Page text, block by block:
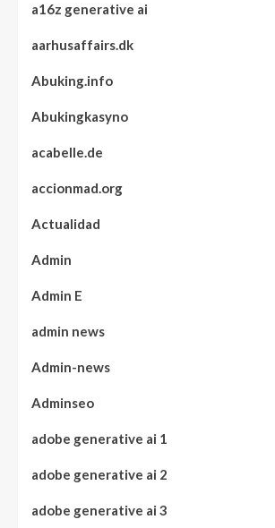
a16z generative ai
aarhusaffairs.dk
Abuking.info
Abukingkasyno
acabelle.de
accionmad.org
Actualidad
Admin
Admin E
admin news
Admin-news
Adminseo
adobe generative ai 1
adobe generative ai 2
adobe generative ai 3